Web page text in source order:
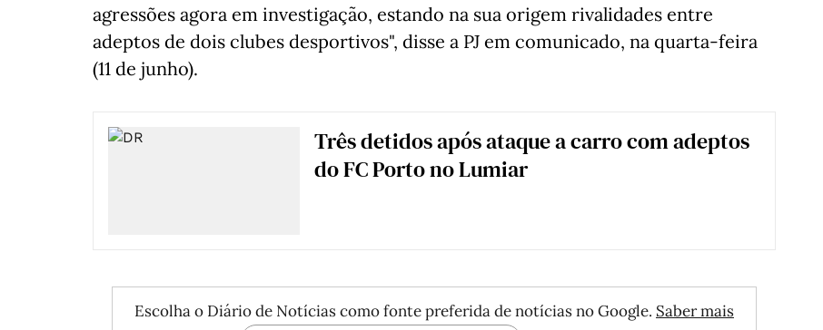
agressões agora em investigação, estando na sua origem rivalidades entre
adeptos de dois clubes desportivos", disse a PJ em comunicado, na quarta-feira
(11 de junho).
Três detidos após ataque a carro com adeptos
do FC Porto no Lumiar
Escolha o Diário de Notícias como fonte preferida de notícias no Google. Saber mais